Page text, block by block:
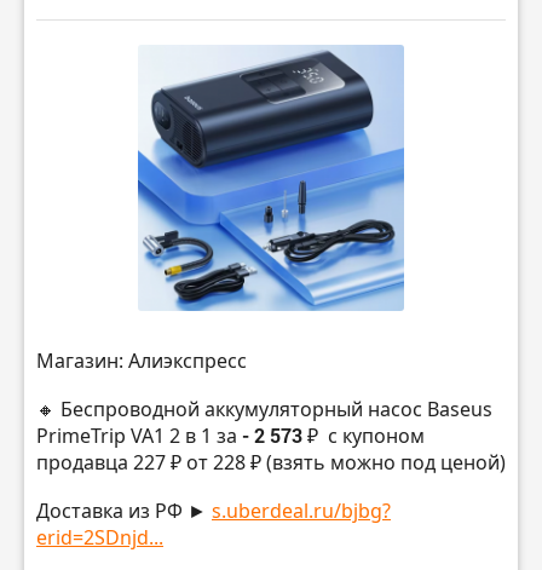
Магазин: Алиэкспресс
🔸 Беспроводной аккумуляторный насос Baseus
PrimeTrip VA1 2 в 1 за - 2 573 ₽ с купоном
продавца 227 ₽ от 228 ₽ (взять можно под ценой)
Доставка из РФ ► s.uberdeal.ru/bjbg?
erid=2SDnjd...